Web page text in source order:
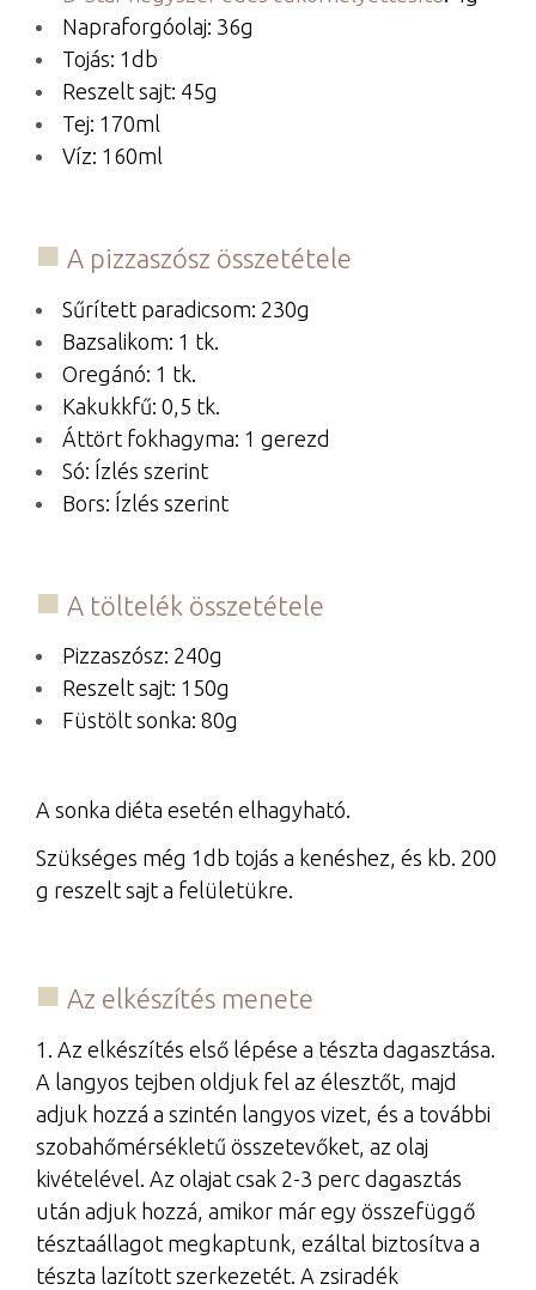
Napraforgóolaj: 36g
Tojás: 1db
Reszelt sajt: 45g
Tej: 170ml
Víz: 160ml
A pizzaszósz összetétele
Sűrített paradicsom: 230g
Bazsalikom: 1 tk.
Oregánó: 1 tk.
Kakukkfű: 0,5 tk.
Áttört fokhagyma: 1 gerezd
Só: Ízlés szerint
Bors: Ízlés szerint
A töltelék összetétele
Pizzaszósz: 240g
Reszelt sajt: 150g
Füstölt sonka: 80g
A sonka diéta esetén elhagyható.
Szükséges még 1db tojás a kenéshez, és kb. 200
g reszelt sajt a felületükre.
Az elkészítés menete
1. Az elkészítés első lépése a tészta dagasztása.
A langyos tejben oldjuk fel az élesztőt, majd
adjuk hozzá a szintén langyos vizet, és a további
szobahőmérsékletű összetevőket, az olaj
kivételével. Az olajat csak 2-3 perc dagasztás
után adjuk hozzá, amikor már egy összefüggő
tésztaállagot megkaptunk, ezáltal biztosítva a
tészta lazított szerkezetét. A zsiradék